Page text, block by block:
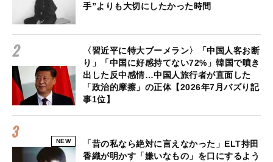
手”よりも大切にしたかった時間
〈習近平に特大ブーメラン〉「中国人客お断
り」「中国に好感持てない72%」韓国で噴き
出した反中感情…中国人旅行者が直面した
「政治的摩擦」の正体【2026年7月バズり記
事1位】
NEW
「昔の私なら絶対に言えなかった」ELT持田
香織が明かす「嫌いなもの」を口にするよう